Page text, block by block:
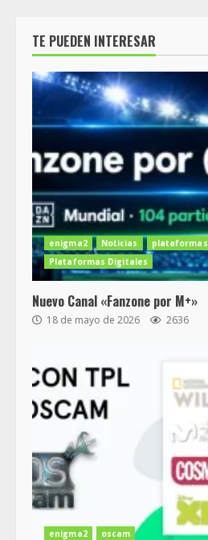
TE PUEDEN INTERESAR
enigma2 Noticias
plataformas
Plataformas Digitales
Nuevo Canal «Fanzone por M+»
18 de mayo de 2026 2636
enigma2 oscam